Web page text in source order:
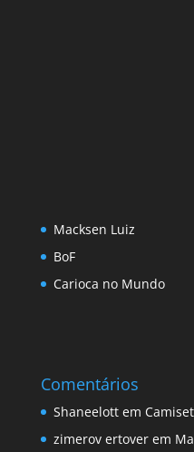
Macksen Luiz
BoF
Carioca no Mundo
Comentários
Shaneelottem
zimerov ertoverem